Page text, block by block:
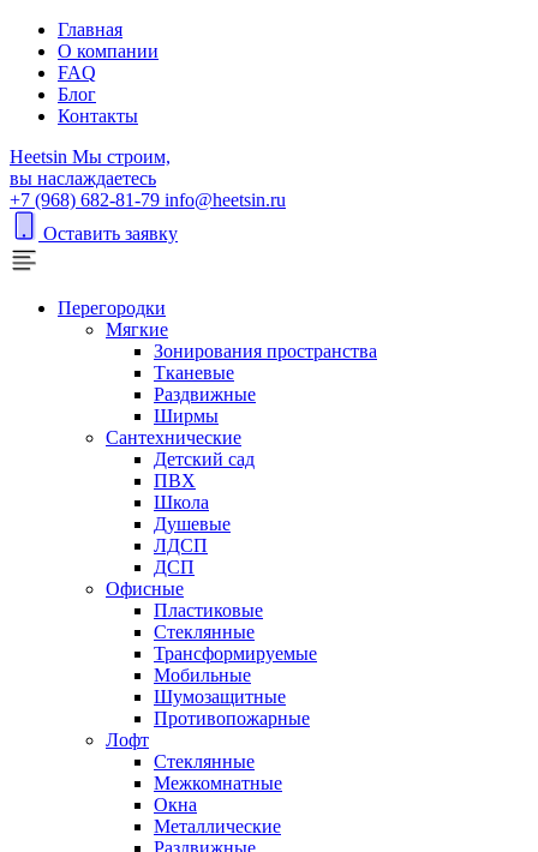
Главная
О компании
FAQ
Блог
Контакты
Heetsin Мы строим,
вы наслаждаетесь
+7 (968) 682-81-79 info@heetsin.ru
Оставить заявку
Перегородки
Мягкие
Зонирования пространства
Тканевые
Раздвижные
Ширмы
Сантехнические
Детский сад
ПВХ
Школа
Душевые
ЛДСП
ДСП
Офисные
Пластиковые
Стеклянные
Трансформируемые
Мобильные
Шумозащитные
Противопожарные
Лофт
Стеклянные
Межкомнатные
Окна
Металлические
Раздвижные